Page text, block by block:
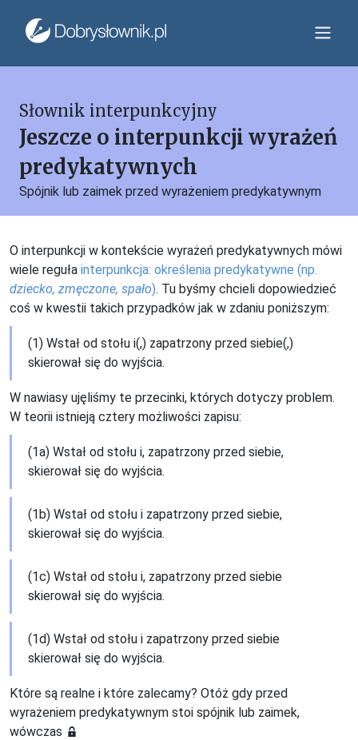
Słownik interpunkcyjny
Jeszcze o interpunkcji wyrażeń
predykatywnych
Spójnik lub zaimek przed wyrażeniem predykatywnym
O interpunkcji w kontekście wyrażeń predykatywnych mówi
wiele reguła interpunkcja: określenia predykatywne (np.
dziecko, zmęczone, spało). Tu byśmy chcieli dopowiedzieć
coś w kwestii takich przypadków jak w zdaniu poniższym:
(1) Wstał od stołu i(,) zapatrzony przed siebie(,)
skierował się do wyjścia.
W nawiasy ujęliśmy te przecinki, których dotyczy problem.
W teorii istnieją cztery możliwości zapisu:
(1a) Wstał od stołu i, zapatrzony przed siebie,
skierował się do wyjścia.
(1b) Wstał od stołu i zapatrzony przed siebie,
skierował się do wyjścia.
(1c) Wstał od stołu i, zapatrzony przed siebie
skierował się do wyjścia.
(1d) Wstał od stołu i zapatrzony przed siebie
skierował się do wyjścia.
Które są realne i które zalecamy? Otóż gdy przed
wyrażeniem predykatywnym stoi spójnik lub zaimek,
wówczas